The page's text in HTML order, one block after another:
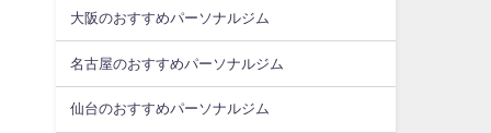
大阪のおすすめパーソナルジム
名古屋のおすすめパーソナルジム
仙台のおすすめパーソナルジム